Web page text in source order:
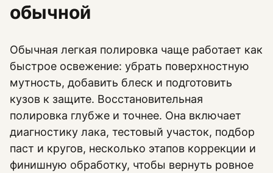
обычной
Обычная легкая полировка чаще работает как
быстрое освежение: убрать поверхностную
мутность, добавить блеск и подготовить
кузов к защите. Восстановительная
полировка глубже и точнее. Она включает
диагностику лака, тестовый участок, подбор
паст и кругов, несколько этапов коррекции и
финишную обработку, чтобы вернуть ровное